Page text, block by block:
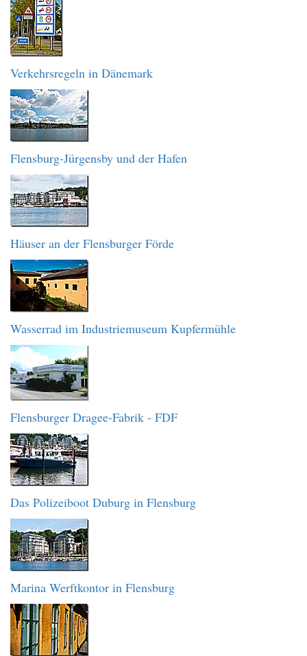
Verkehrsregeln in Dänemark
Flensburg-Jürgensby und der Hafen
Häuser an der Flensburger Förde
Wasserrad im Industriemuseum Kupfermühle
Flensburger Dragee-Fabrik - FDF
Das Polizeiboot Duburg in Flensburg
Marina Werftkontor in Flensburg